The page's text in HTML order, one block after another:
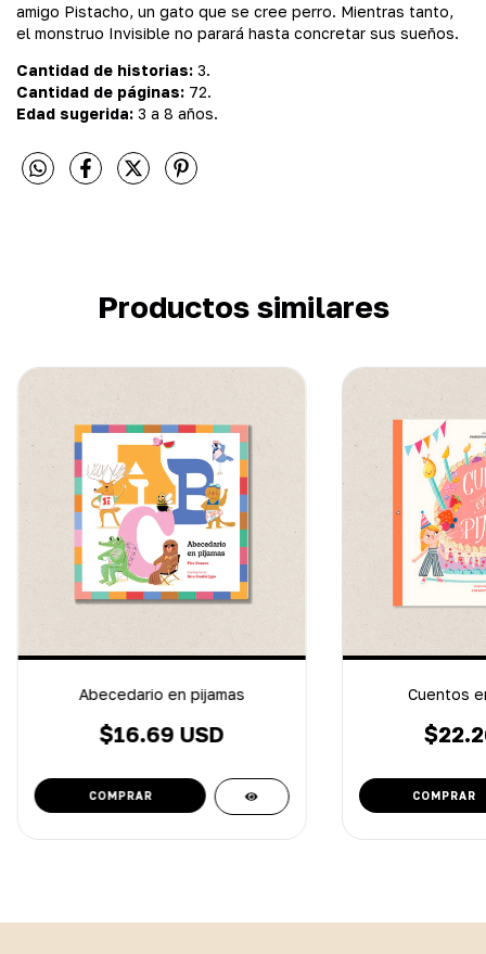
amigo Pistacho, un gato que se cree perro. Mientras tanto,
el monstruo Invisible no parará hasta concretar sus sueños.
Cantidad de historias: 3.
Cantidad de páginas: 72.
Edad sugerida: 3 a 8 años.
Productos similares
Abecedario en pijamas
$16.69 USD
Cuentos